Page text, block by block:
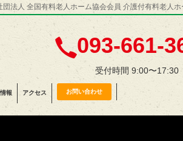
団法人 全国有料老人ホーム協会会員 介護付有料老人
093-661-
受付時間 9:00〜17:30
報 アクセス お問い合わせ